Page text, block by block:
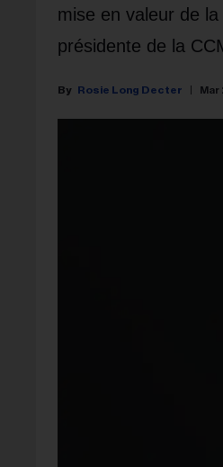
mise en valeur de
présidente de la
Rosie Long Decter Mar